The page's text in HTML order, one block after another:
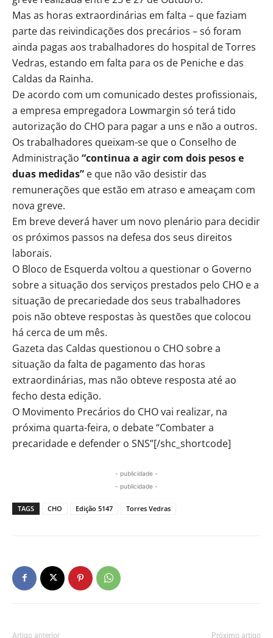
Mas as horas extraordinárias em falta – que faziam
parte das reivindicações dos precários – só foram
ainda pagas aos trabalhadores do hospital de Torres
Vedras, estando em falta para os de Peniche e das
Caldas da Rainha.
De acordo com um comunicado destes profissionais,
a empresa empregadora Lowmargin só terá tido
autorização do CHO para pagar a uns e não a outros.
Os trabalhadores queixam-se que o Conselho de
Administração “continua a agir com dois pesos e
duas medidas” e que não vão desistir das
remunerações que estão em atraso e ameaçam com
nova greve.
Em breve deverá haver um novo plenário para decidir
os próximos passos na defesa dos seus direitos
laborais.
O Bloco de Esquerda voltou a questionar o Governo
sobre a situação dos serviços prestados pelo CHO e a
situação de precariedade dos seus trabalhadores
pois não obteve respostas às questões que colocou
há cerca de um mês.
Gazeta das Caldas questionou o CHO sobre a
situação da falta de pagamento das horas
extraordinárias, mas não obteve resposta até ao
fecho desta edição.
O Movimento Precários do CHO vai realizar, na
próxima quarta-feira, o debate “Combater a
precaridade e defender o SNS”[/shc_shortcode]
- publicidade -
- publicidade -
TAGS CHO Edição 5147 Torres Vedras
Artigo anterior Próximo artigo